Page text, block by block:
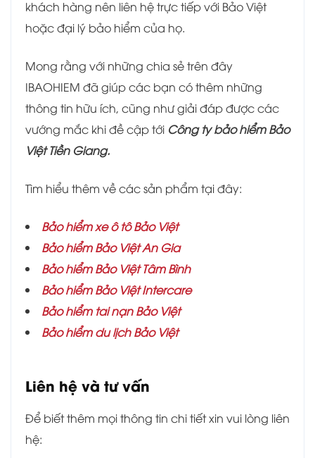
khách hàng nên liên hệ trực tiếp với Bảo Việt
hoặc đại lý bảo hiểm của họ.
Mong rằng với những chia sẻ trên đây
IBAOHIEM đã giúp các bạn có thêm những
thông tin hữu ích, cũng như giải đáp được các
vướng mắc khi đề cập tới Công ty bảo hiểm Bảo
Việt Tiền Giang.
Tìm hiểu thêm về các sản phẩm tại đây:
Bảo hiểm xe ô tô Bảo Việt
Bảo hiểm Bảo Việt An Gia
Bảo hiểmBảo Việt Tâm Bình
Bảo hiểm Bảo Việt Intercare
Bảo hiểm tai nạn Bảo Việt
Bảo hiểm du lịch Bảo Việt
Liên hệ và tư vấn
Để biết thêm mọi thông tin chi tiết xin vui lòng liên
hệ: